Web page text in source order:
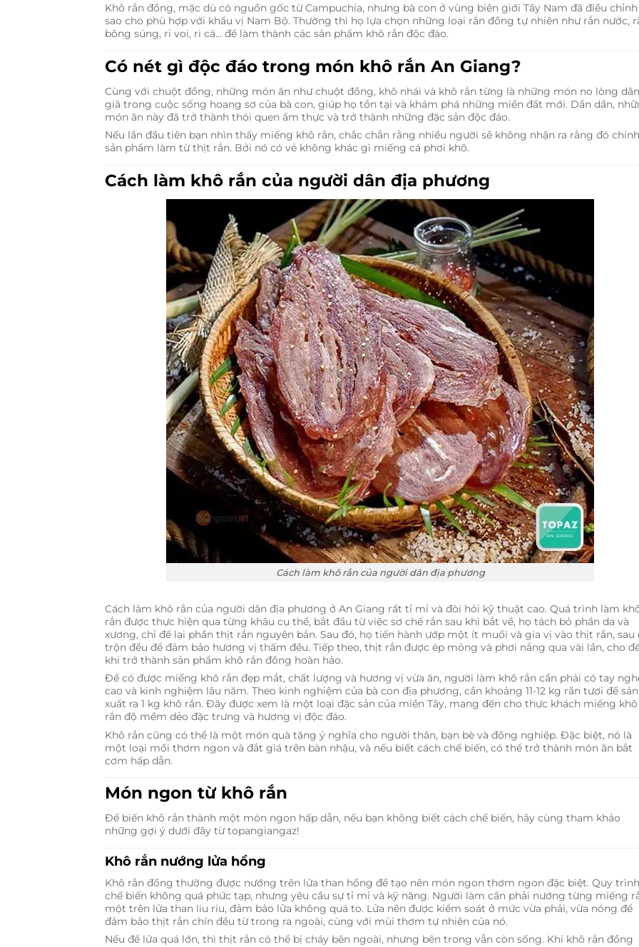
Khô rắn đồng, mặc dù có nguồn gốc từ Campuchia, nhưng bà con ở vùng biên giới Tây Nam đã điều
sao cho phù hợp với khẩu vị Nam Bộ. Thường thì họ lựa chọn những loại rắn đồng tự nhiên như rắn nước,
bông súng, ri voi, ri cá… để làm thành các sản phẩm khô rắn độc đáo.
Có nét gì độc đáo trong món khô rắn An Giang?
Cùng với chuột đồng, những món ăn như chuột đồng, khô nhái và khô rắn từng là những món no lòng dân
giã trong cuộc sống hoang sơ của bà con, giúp họ tồn tại và khám phá những miền đất mới. Dần dần,
món ăn này đã trở thành thói quen ẩm thực và trở thành những đặc sản độc đáo.
Nếu lần đầu tiên bạn nhìn thấy miếng khô rắn, chắc chắn rằng nhiều người sẽ không nhận ra rằng đó
sản phẩm làm từ thịt rắn. Bởi nó có vẻ không khác gì miếng cá phơi khô.
Cách làm khô rắn của người dân địa phương
Cách làm khô rắn của người dân địa phương
Cách làm khô rắn của người dân địa phương ở An Giang rất tỉ mỉ và đòi hỏi kỹ thuật cao. Quá trình làm
rắn được thực hiện qua từng khâu cụ thể, bắt đầu từ việc sơ chế rắn sau khi bắt về, họ tách bỏ phần da và
xương, chỉ để lại phần thịt rắn nguyên bản. Sau đó, họ tiến hành ướp một ít muối và gia vị vào thịt rắn, sau
trộn đều để đảm bảo hương vị thấm đều. Tiếp theo, thịt rắn được ép mỏng và phơi nắng qua vài lần, cho
khi trở thành sản phẩm khô rắn đồng hoàn hảo.
Để có được miếng khô rắn đẹp mắt, chất lượng và hương vị vừa ăn, người làm khô rắn cần phải có tay
cao và kinh nghiệm lâu năm. Theo kinh nghiệm của bà con địa phương, cần khoảng 11-12 kg rắn tươi để sản
xuất ra 1 kg khô rắn. Đây được xem là một loại đặc sản của miền Tây, mang đến cho thực khách miếng khô
rắn độ mềm dẻo đặc trưng và hương vị độc đáo.
Khô rắn cũng có thể là một món quà tặng ý nghĩa cho người thân, bạn bè và đồng nghiệp. Đặc biệt, nó là
một loại mồi thơm ngon và đắt giá trên bàn nhậu, và nếu biết cách chế biến, có thể trở thành món ăn bắt
cơm hấp dẫn.
Món ngon từ khô rắn
Để biến khô rắn thành một món ngon hấp dẫn, nếu bạn không biết cách chế biến, hãy cùng tham khảo
những gợi ý dưới đây từ topangiangaz!
Khô rắn nướng lửa hồng
Khô rắn đồng thường được nướng trên lửa than hồng để tạo nên món ngon thơm ngon đặc biệt. Quy trình
chế biến không quá phức tạp, nhưng yêu cầu sự tỉ mỉ và kỹ năng. Người làm cần phải nướng từng miếng
một trên lửa than liu riu, đảm bảo lửa không quá to. Lửa nên được kiểm soát ở mức vừa phải, vừa nóng để
đảm bảo thịt rắn chín đều từ trong ra ngoài, cùng với mùi thơm tự nhiên của nó.
Nếu để lửa quá lớn, thì thịt rắn có thể bị cháy bên ngoài, nhưng bên trong vẫn còn sống. Khi khô rắn đồng